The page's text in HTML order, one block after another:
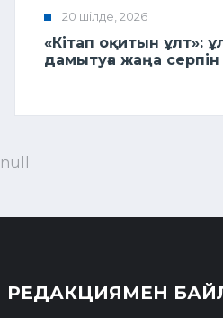
20 шілде, 2026
«Кітап оқитын ұлт»:
дамытуға жаңа серпін
null
РЕДАКЦИЯМЕН